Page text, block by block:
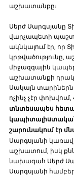
աշխատանքը։
Սերժ Սարգսյանը
վարչապետի
ակնկալում էր, որ
կրթվածությունը,
միջազգային
աշխատանքի
Սակայն տարիներն
ոչինչ չէր փոխվում,
տնտեսապես
կապիտալիստական
շարունակում էր
Սարգսյանի
աշխատում, իսկ
նախագահ Սերժ
Սարգսյանի